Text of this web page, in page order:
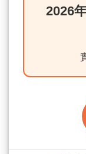
2026